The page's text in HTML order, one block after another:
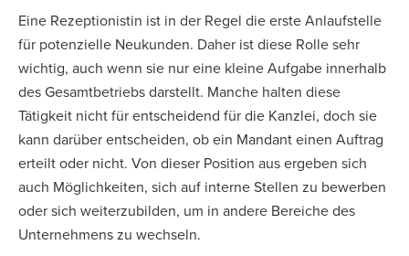
Eine Rezeptionistin ist in der Regel die erste Anlaufstelle
für potenzielle Neukunden. Daher ist diese Rolle sehr
wichtig, auch wenn sie nur eine kleine Aufgabe innerhalb
des Gesamtbetriebs darstellt. Manche halten diese
Tätigkeit nicht für entscheidend für die Kanzlei, doch sie
kann darüber entscheiden, ob ein Mandant einen Auftrag
erteilt oder nicht. Von dieser Position aus ergeben sich
auch Möglichkeiten, sich auf interne Stellen zu bewerben
oder sich weiterzubilden, um in andere Bereiche des
Unternehmens zu wechseln.